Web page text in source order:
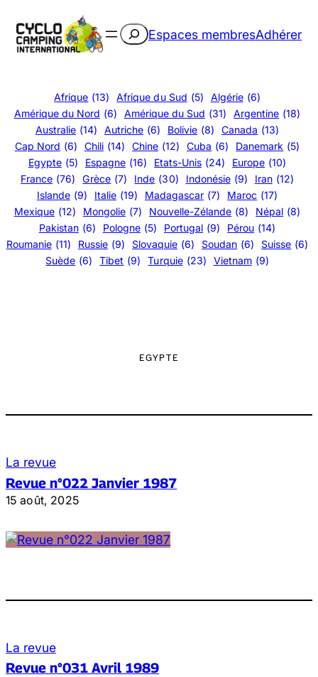
au
contenu
Rechercher
Espaces membresAdhérer
Afrique (13) Afrique du Sud (5) Algérie (6)
Amérique du Nord (6) Amérique du Sud (31) Argentine (18)
Australie (14) Autriche (6) Bolivie (8) Canada (13)
Cap Nord (6) Chili (14) Chine (12) Cuba (6) Danemark (5)
Egypte (5) Espagne (16) Etats-Unis (24) Europe (10)
France (76) Grèce (7) Inde (30) Indonésie (9) Iran (12)
Islande (9) Italie (19) Madagascar (7) Maroc (17)
Mexique (12) Mongolie (7) Nouvelle-Zélande (8) Népal (8)
Pakistan (6) Pologne (5) Portugal (9) Pérou (14)
Roumanie (11) Russie (9) Slovaquie (6) Soudan (6) Suisse (6)
Suède (6) Tibet (9) Turquie (23) Vietnam (9)
EGYPTE
La revue
Revue n°022 Janvier 1987
15 août, 2025
La revue
Revue n°031 Avril 1989